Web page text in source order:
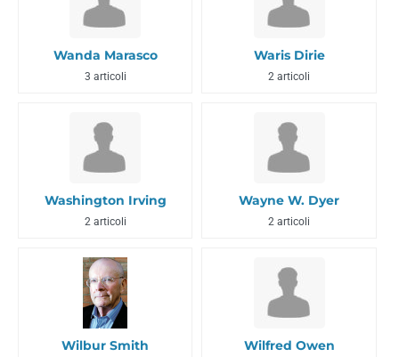
Wanda Marasco
3 articoli
Waris Dirie
2 articoli
Washington Irving
2 articoli
Wayne W. Dyer
2 articoli
Wilbur Smith Wilfred Owen